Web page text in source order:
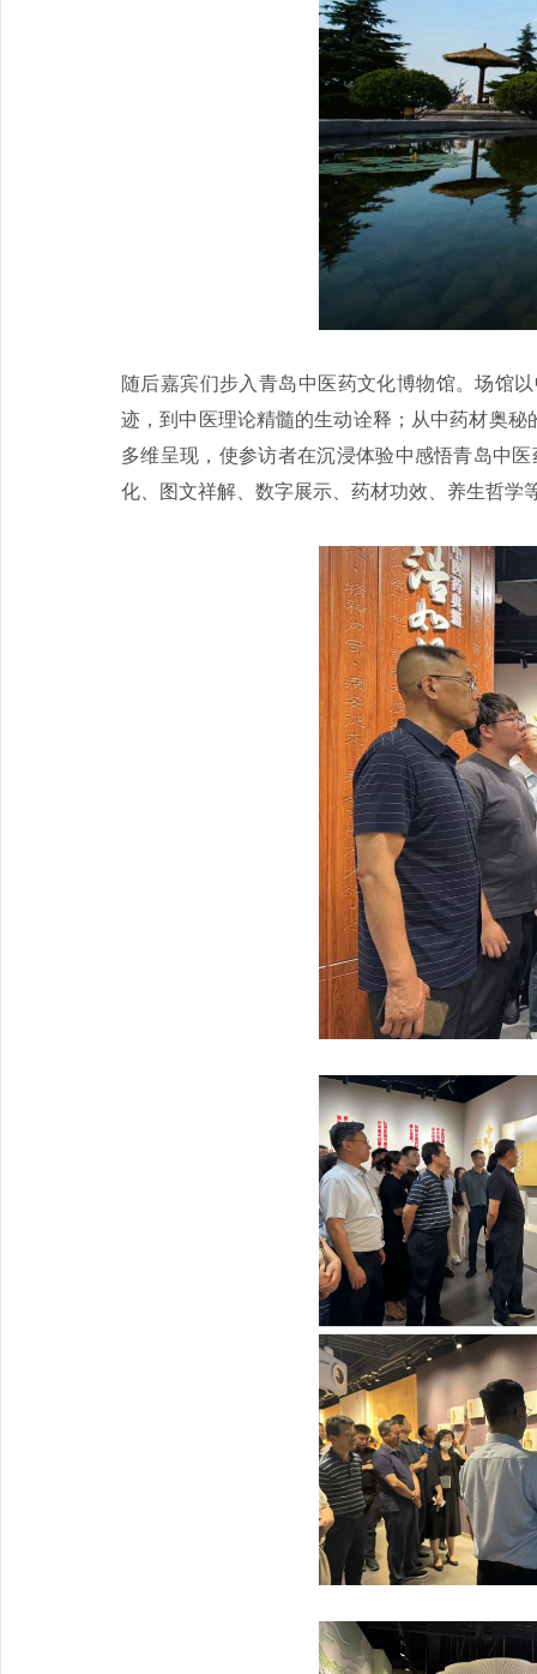
随后嘉宾们步入青岛中医药文化博物馆。场馆
迹，到中医理论精髓的生动诠释；从中药材奥
多维呈现，使参访者在沉浸体验中感悟青岛中
化、图文祥解、数字展示、药材功效、养生哲学